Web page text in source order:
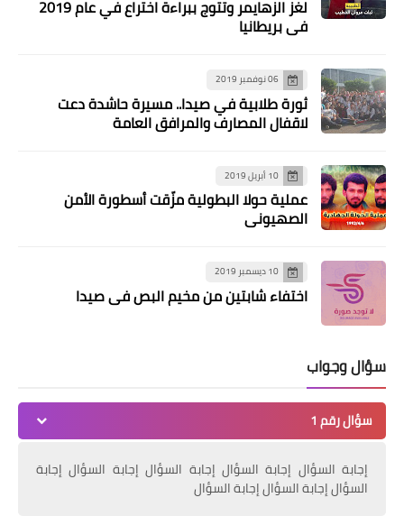
تسجيل 223 إصابة جديدة بفيروس كورونا
أخبار البص
خلية ‏الازمة ‏في ‏مخيم ‏البص ‏تقوم ‏بتعقيم
لغز الزهايمر وتتوج ببراءة اختراع في عام 2019
في بريطانيا
06 نوفمبر 2019
ثورة طلابية في صيدا.. مسيرة حاشدة دعت
لاقفال المصارف والمرافق العامة
10 أبريل 2019
عملية حولا البطولية مزّقت أسطورة الأمن
الصهيوني
10 ديسمبر 2019
اختفاء شابتين من مخيم البص في صيدا
سؤال وجواب
سؤال رقم 1
إجابة السؤال إجابة السؤال إجابة السؤال إجابة السؤال إجابة
السؤال إجابة السؤال إجابة السؤال